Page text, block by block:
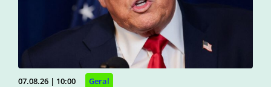
07.08.26 | 10:00 Geral